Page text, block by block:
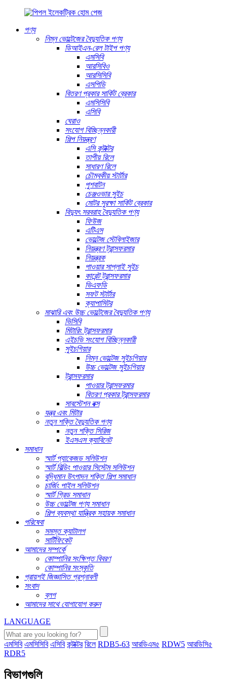
পণ্য
নিম্ন ভোল্টেজের বৈদ্যুতিক পণ্য
ডিআইএন-রেল টাইপ পণ্য
এমসিবি
আরসিবিও
আরসিসিবি
এসপিডি
বিতরণ প্রকার সার্কিট ব্রেকার
এমসিসিবি
এসিবি
ঘেরাও
সংযোগ বিচ্ছিন্নকারী
শিল্প নিয়ন্ত্রণ
এসি কন্টাক্টর
তাপীয় রিলে
সাধারণ রিলে
চৌম্বকীয় স্টার্টার
পুশবাটন
চেঞ্জওভার সুইচ
মোটর সুরক্ষা সার্কিট ব্রেকার
বিদ্যুৎ সরবরাহ বৈদ্যুতিক পণ্য
ফিউজ
এটিএস
ভোল্টেজ স্টেবিলাইজার
নিয়ন্ত্রণ ট্রান্সফরমার
নিয়ন্ত্রক
পাওয়ার সাপ্লাই সুইচ
কারেন্ট ট্রান্সফরমার
ভিএফডি
সফট স্টার্টার
ক্যাপাসিটর
মাঝারি এবং উচ্চ ভোল্টেজের বৈদ্যুতিক পণ্য
ভিসিবি
মিটারিং ট্রান্সফরমার
এইচভি সংযোগ বিচ্ছিন্নকারী
সুইচগিয়ার
নিম্ন ভোল্টেজ সুইচগিয়ার
উচ্চ ভোল্টেজ সুইচগিয়ার
ট্রান্সফরমার
পাওয়ার ট্রান্সফরমার
বিতরণ প্রকার ট্রান্সফরমার
সাবস্টেশন বক্স
যন্ত্র এবং মিটার
নতুন শক্তি বৈদ্যুতিক পণ্য
নতুন শক্তি সিরিজ
ইএসএস ক্যাবিনেট
সমাধান
স্মার্ট প্যাকেজড সলিউশন
স্মার্ট বিল্ডিং পাওয়ার সিস্টেম সলিউশন
বুদ্ধিমান উৎপাদন শক্তি শিল্প সমাধান
চার্জিং পাইল সলিউশন
স্মার্ট গ্রিড সমাধান
উচ্চ ভোল্টেজ পণ্য সমাধান
শিল্প ব্যবস্থা যান্ত্রিক সহায়ক সমাধান
পরিষেবা
সমস্ত ক্যাটালগ
সার্টিফিকেট
আমাদের সম্পর্কে
কোম্পানির সংক্ষিপ্ত বিবরণ
কোম্পানির সংস্কৃতি
প্রায়শই জিজ্ঞাসিত প্রশ্নাবলী
সংবাদ
ব্লগ
আমাদের সাথে যোগাযোগ করুন
LANGUAGE
এমসিবি এমসিসিবি এসিবি কন্টাক্টর রিলে RDB5-63 আরডিএম৫ RDW5 আরডিসি৫
RDR5
বিভাগগুলি